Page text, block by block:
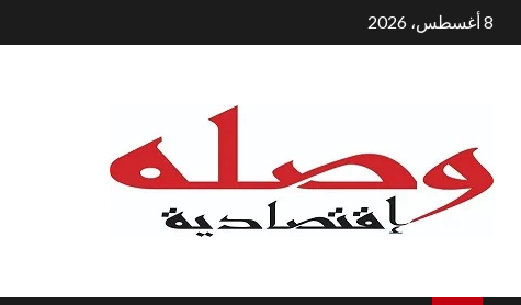
التجاوز
إلى
8 أغسطس، 2026